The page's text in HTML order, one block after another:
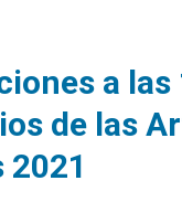
a
de las
2021